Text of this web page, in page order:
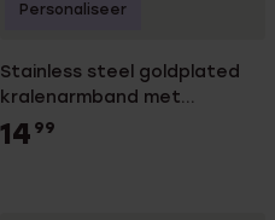
Stainless steel goldplated
kralenarmband met
graveerdisc en regenboog
emaille voor dames
14 99
Personaliseer